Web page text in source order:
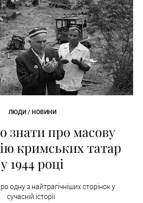
ЛЮДИ / НОВИНИ
знати про масову
кримських татар
у 1944 році
одну з найтрагічніших сторінок у
сучасній історії